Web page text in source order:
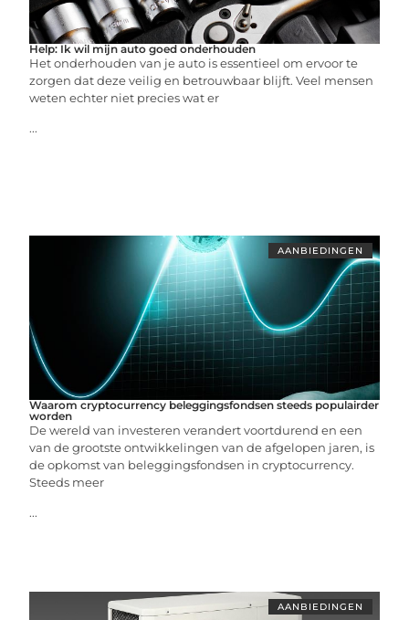
Help: Ik wil mijn auto goed onderhouden
Het onderhouden van je auto is essentieel om ervoor te
zorgen dat deze veilig en betrouwbaar blijft. Veel mensen
weten echter niet precies wat er
...
AANBIEDINGEN
Waarom cryptocurrency beleggingsfondsen steeds populairder
worden
De wereld van investeren verandert voortdurend en een
van de grootste ontwikkelingen van de afgelopen jaren, is
de opkomst van beleggingsfondsen in cryptocurrency.
Steeds meer
...
AANBIEDINGEN